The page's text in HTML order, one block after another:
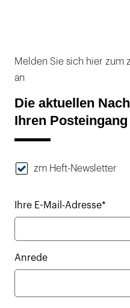
Melden Sie sich hier zum
an
Die aktuellen
Ihren Posteingang
zm Heft-Newsletter
Ihre E-Mail-Adresse*
Anrede